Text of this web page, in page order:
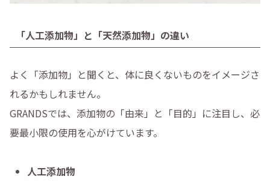
「人工添加物」と「天然添加物」の違い
よく「添加物」と聞くと、体に良くないものをイメージさ
れるかもしれません。
GRANDSでは、添加物の「由来」と「目的」に注目し、必
要最小限の使用を心がけています。
人工添加物